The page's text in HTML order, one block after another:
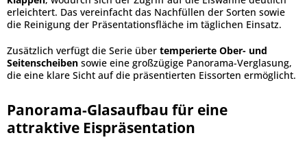
erleichtert. Das vereinfacht das Nachfüllen der Sorten sowie
die Reinigung der Präsentationsfläche im täglichen Einsatz.
Zusätzlich verfügt die Serie über temperierte Ober- und
Seitenscheiben sowie eine großzügige Panorama-Verglasung,
die eine klare Sicht auf die präsentierten Eissorten ermöglicht.
Panorama-Glasaufbau für eine
attraktive Eispräsentation